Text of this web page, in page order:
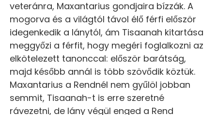
veteránra, Maxantarius gondjaira bízzák. A
mogorva és a világtól távol élő férfi először
idegenkedik a lánytól, ám Tisaanah kitartása
meggyőzi a férfit, hogy megéri foglalkozni az
elkötelezett tanonccal: először barátság,
majd később annál is több szövődik köztük.
Maxantarius a Rendnél nem gyűlöl jobban
semmit, Tisaanah-t is erre szeretné
rávezetni, de lány végül enged a Rend